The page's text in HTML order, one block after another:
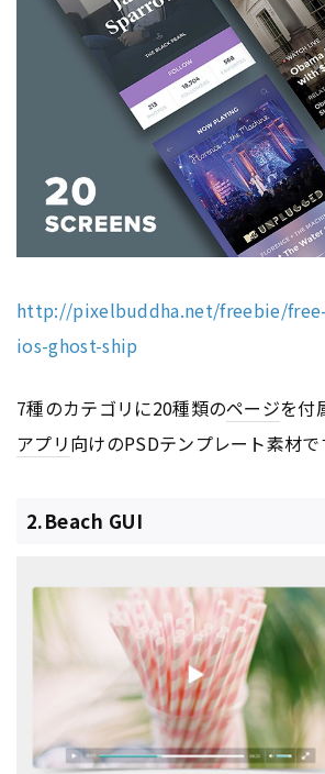
http://pixelbuddha.net/freebie/
ios-ghost-ship
7種のカテゴリに20種類のページを付
アプリ向けのPSDテンプレート素材で
2.Beach GUI